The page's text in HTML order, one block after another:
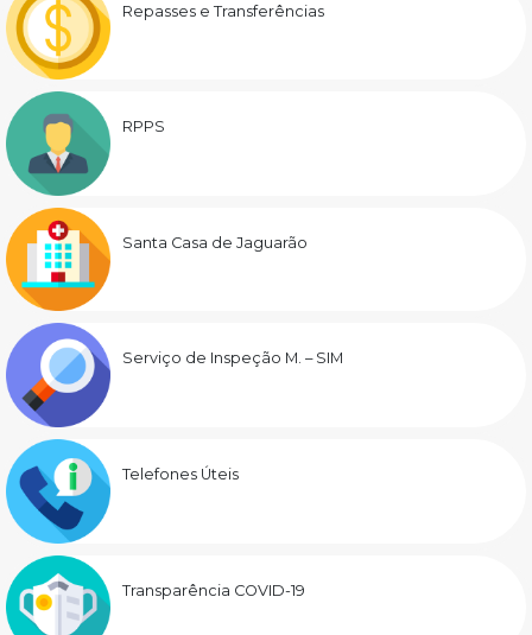
Repasses e Transferências
RPPS
Santa Casa de Jaguarão
Serviço de Inspeção M. – SIM
Telefones Úteis
Transparência COVID-19